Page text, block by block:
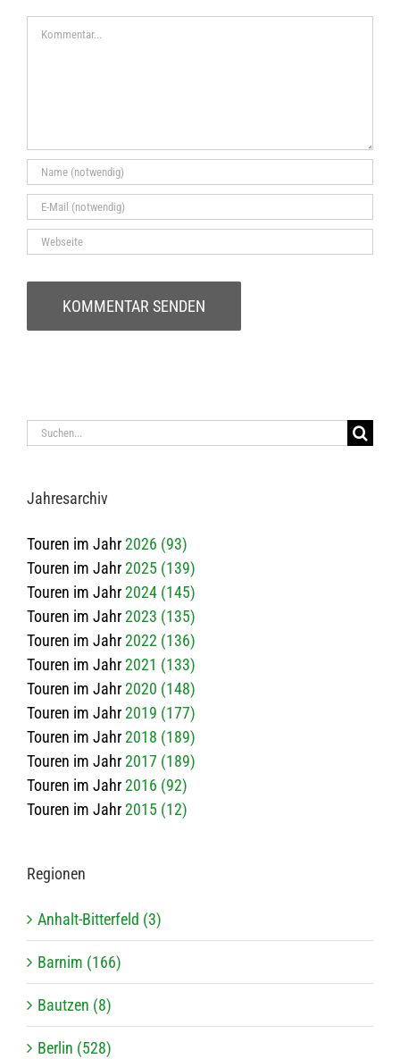
Kommentar
Suche
Jah­res­ar­chiv
Touren im Jahr2026 (93)
Touren im Jahr2025 (139)
Touren im Jahr2024 (145)
Touren im Jahr2023 (135)
Touren im Jahr2022 (136)
Touren im Jahr2021 (133)
Touren im Jahr2020 (148)
Touren im Jahr2019 (177)
Touren im Jahr2018 (189)
Touren im Jahr2017 (189)
Touren im Jahr2016 (92)
Touren im Jahr2015 (12)
Regio­nen
Anhalt-Bitterfeld (3)
Barnim (166)
Bautzen (8)
Berlin (528)